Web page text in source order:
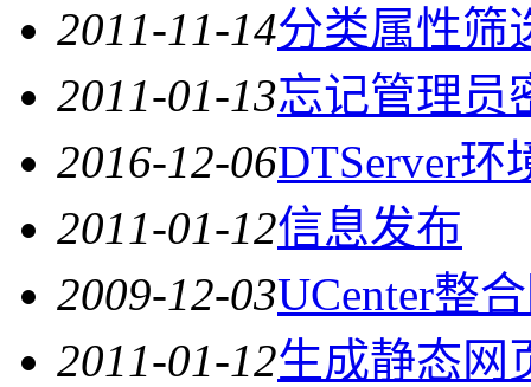
2011-11-14分类属性筛
2011-01-13忘记管理员
2016-12-06DTServer环
2011-01-12信息发布
2009-12-03UCenter整
2011-01-12生成静态网